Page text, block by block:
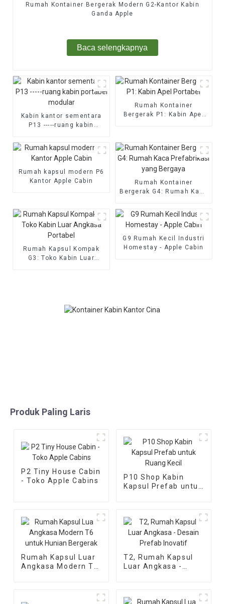
Rumah Kontainer Bergerak Modern G2-Kantor Kabin
Ganda Apple
Baca selengkapnya
Kabin kantor sementara
P13 -----ruang kabin
Rumah Kontainer
Bergerak P1: Kabin Apel
Rumah kapsul modern P6
Kantor Apple Cabin
Rumah Kontainer
Bergerak G4: Rumah Kaca
Rumah Kapsul Kompak
G3: Toko Kabin Luar
G9 Rumah Kecil Industri
Homestay - Apple Cabin
Produk Paling Laris
P2 Tiny House Cabin
- Toko Apple Cabins
P10 Shop Kabin
Kapsul Prefab untuk
Rumah Kapsul Luar
Angkasa Modern T6
T2, Rumah Kapsul
Luar Angkasa -